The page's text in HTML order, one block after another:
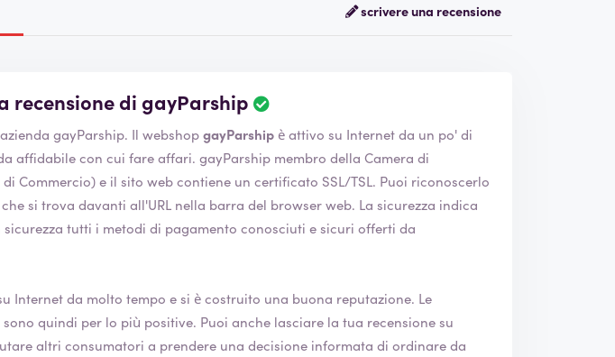
scrivere una recensione
recensione di gayParship
Abbiamo verificato l'azienda gayParship. Il webshopgayParship è attivo su Internet da un po' di
cui fare affari. gayParship membro della Camera di
e il sito web contiene un certificato SSL/TSL. Puoi riconoscerlo
trova davanti all'URL nella barra del browser web. La sicurezza indica
tutti i metodi di pagamento conosciuti e sicuri offerti da
Internet da molto tempo e si è costruito una buona reputazione. Le
più positive. Puoi anche lasciare la tua recensione su
altri consumatori a prendere una decisione informata di ordinare da